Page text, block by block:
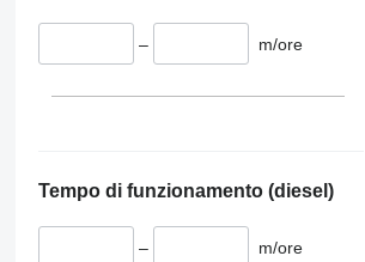
– m/ore
Tempo di funzionamento (diesel)
– m/ore